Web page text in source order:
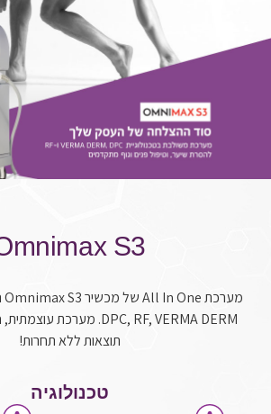
S3
מערכתAll In Oneשל מכשיר Omnimax S3 המשלבת טכנולוגיית
DPC, RF, VERMA DERM. מערכת עוצמתית,
תוצאות ללא תחרות!
טכנולוגיה